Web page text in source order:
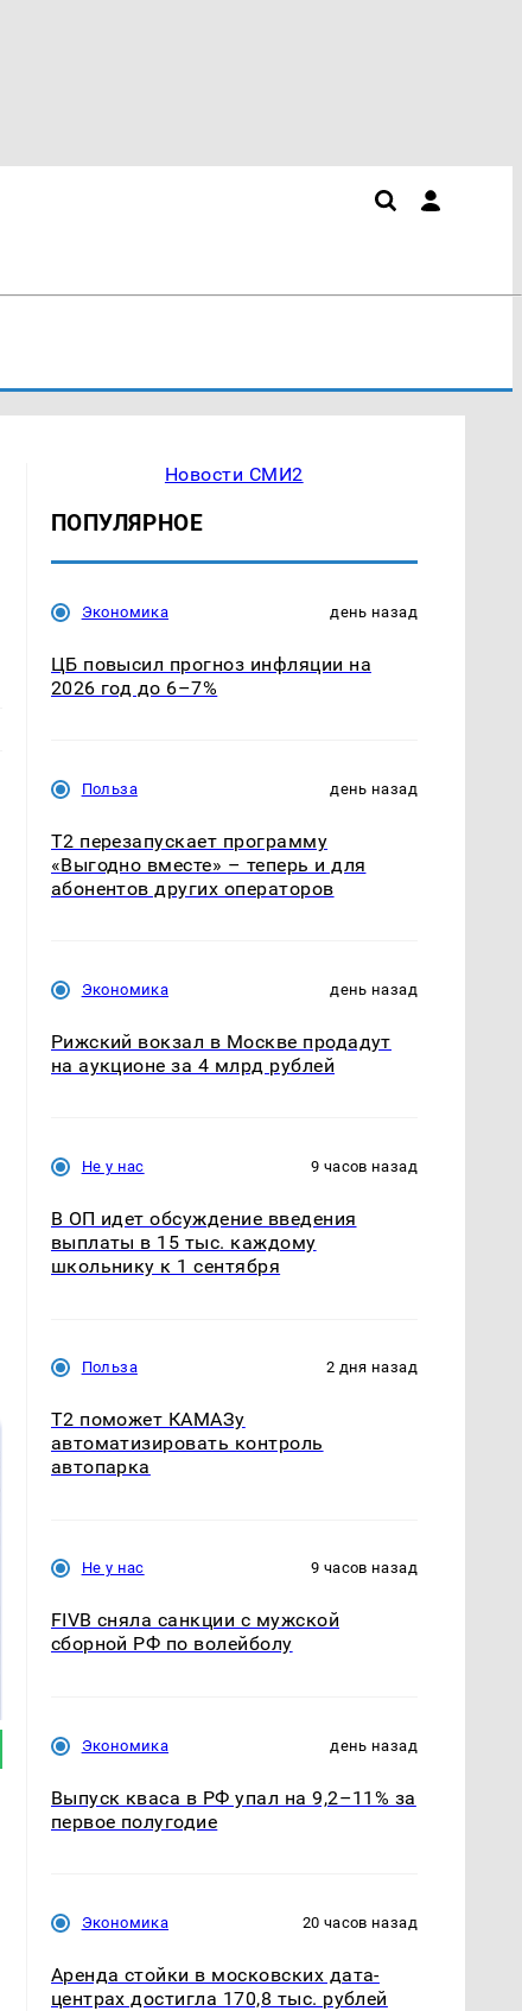
Таких событий не
Новости СМИ2
ПОПУЛЯРНОЕ
Экономика день назад
ЦБ повысил прогноз инфляции на
2026 год до 6–7%
Польза день назад
Т2 перезапускает программу
«Выгодно вместе» – теперь и для
абонентов других операторов
Экономика день назад
Рижский вокзал в Москве продадут
на аукционе за 4 млрд рублей
Не у нас 9 часов назад
В ОП идет обсуждение введения
выплаты в 15 тыс. каждому
школьнику к 1 сентября
Польза 2 дня назад
T2 поможет КАМАЗу
автоматизировать контроль
автопарка
Не у нас 9 часов назад
FIVB сняла санкции с мужской
сборной РФ по волейболу
Экономика день назад
Выпуск кваса в РФ упал на 9,2–11% за
первое полугодие
Экономика 20 часов назад
Аренда стойки в московских дата-
центрах достигла 170,8 тыс. рублей